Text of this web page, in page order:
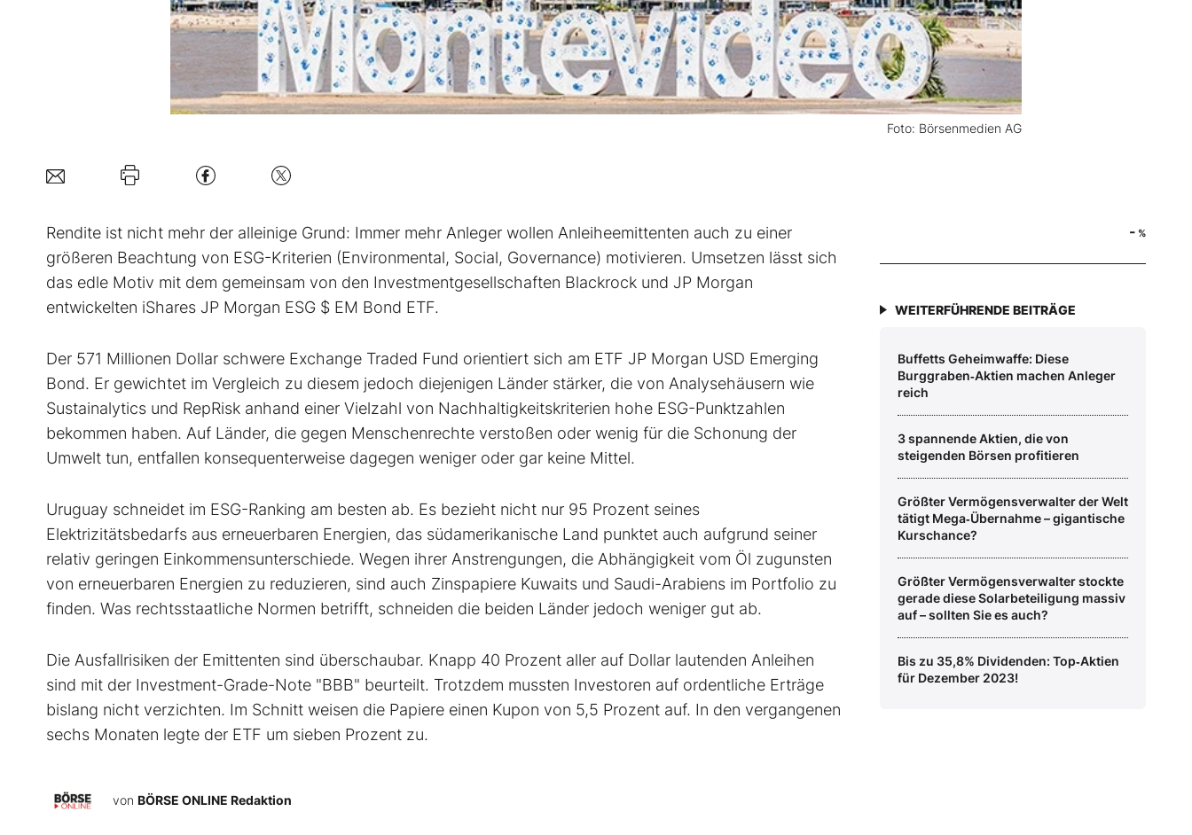
Foto: Börsenmedien AG
Rendite ist nicht mehr der alleinige Grund: Immer mehr Anleger wollen Anleiheemittenten auch zu einer
größeren Beachtung von ESG-Kriterien (Environmental, Social, Governance) motivieren. Umsetzen lässt sich
das edle Motiv mit dem gemeinsam von den Investmentgesellschaften Blackrock und JP Morgan
entwickelten iShares JP Morgan ESG $ EM Bond ETF.
Der 571 Millionen Dollar schwere Ex­change Traded Fund orientiert sich am ETF JP Morgan USD Emerging
Bond. Er gewichtet im Vergleich zu diesem jedoch diejenigen Länder stärker, die von Analysehäusern wie
Sustainalytics und RepRisk anhand einer Vielzahl von Nachhaltigkeitskriterien hohe ESG-Punktzahlen
bekommen haben. Auf Länder, die gegen Menschenrechte verstoßen oder wenig für die Schonung der
Umwelt tun, entfallen konsequenterweise dagegen weniger oder gar keine Mittel.
Uruguay schneidet im ESG-Ranking am besten ab. Es bezieht nicht nur 95 Prozent seines
Elektrizitätsbedarfs aus erneuerbaren Energien, das südamerikanische Land punktet auch aufgrund seiner
relativ geringen Einkommensunterschiede. Wegen ihrer Anstrengungen, die Abhängigkeit vom Öl zugunsten
von erneuerbaren Energien zu reduzieren, sind auch Zinspapiere Kuwaits und Saudi-Arabiens im Portfolio zu
finden. Was rechtsstaatliche Normen betrifft, schneiden die beiden Länder jedoch weniger gut ab.
Die Ausfallrisiken der Emittenten sind überschaubar. Knapp 40 Prozent aller auf Dollar lautenden Anleihen
sind mit der Investment-Grade-Note "BBB" beurteilt. Trotzdem mussten Investoren auf ordentliche Erträge
bislang nicht verzichten. Im Schnitt weisen die Papiere einen Kupon von 5,5 Prozent auf. In den vergangenen
sechs Monaten legte der ETF um sieben Prozent zu.
von BÖRSE ONLINE Redaktion
- %
WEITERFÜHRENDE BEITRÄGE
Buffetts Geheimwaffe: Diese
Burggraben‑Aktien machen Anleger
reich
3 spannende Aktien, die von
steigenden Börsen profitieren
Größter Vermögensverwalter der Welt
tätigt Mega‑Übernahme – gigantische
Kurschance?
Größter Vermögensverwalter stockte
gerade diese Solarbeteiligung massiv
auf – sollten Sie es auch?
Bis zu 35,8% Dividenden: Top‑Aktien
für Dezember 2023!